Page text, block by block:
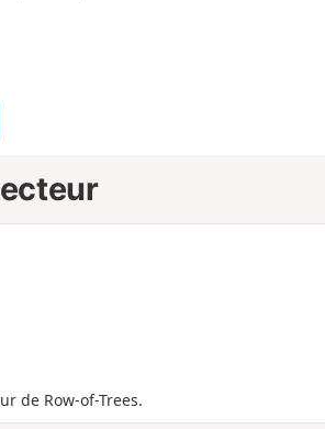
de Row-of-Trees.